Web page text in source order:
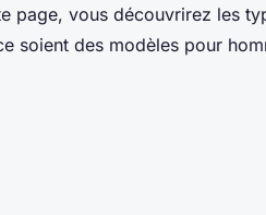
page, vous découvrirez les
soient des modèles pour